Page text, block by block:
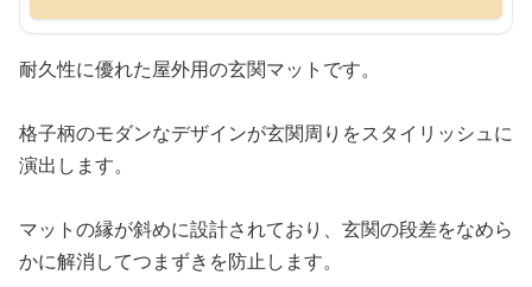
耐久性に優れた屋外用の玄関マットです。
格子柄のモダンなデザインが玄関周りをスタイリッシュに
演出します。
マットの縁が斜めに設計されており、玄関の段差をなめら
かに解消してつまずきを防止します。